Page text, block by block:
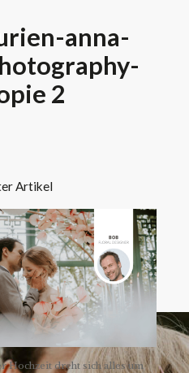
anna-
2
Artikel
Hochzeit dreht sich alles um